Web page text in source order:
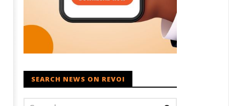
SEARCH NEWS ON REVOI